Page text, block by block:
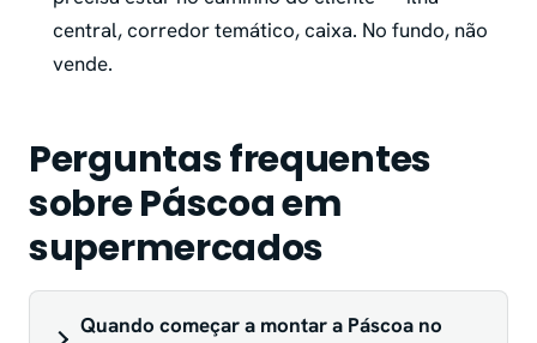
central, corredor temático, caixa. No fundo, não
vende.
Perguntas frequentes
sobre Páscoa em
supermercados
Quando começar a montar a Páscoa no